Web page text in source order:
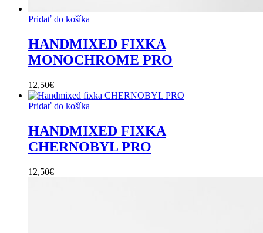
Pridať do košíka
HANDMIXED FIXKA
MONOCHROME PRO
12,50€
Pridať do košíka
HANDMIXED FIXKA
CHERNOBYL PRO
12,50€